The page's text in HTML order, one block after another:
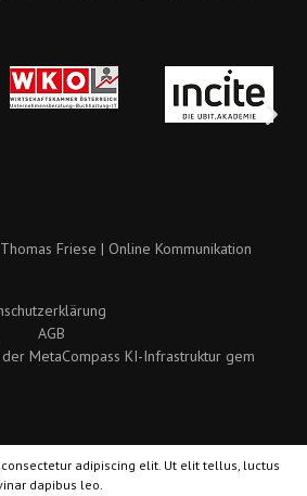
Friese | Online Kommunikation
AGB
MetaCompass KI-Infrastruktur gem
adipiscing elit. Ut elit tellus, luctus
dapibus leo.